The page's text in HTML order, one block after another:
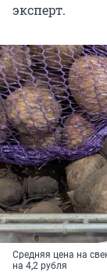
эксперт.
Средняя цена на
на 4,2 рубля